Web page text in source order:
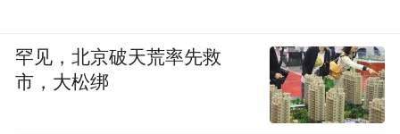
罕见，北京破天荒率先救
市，大松绑